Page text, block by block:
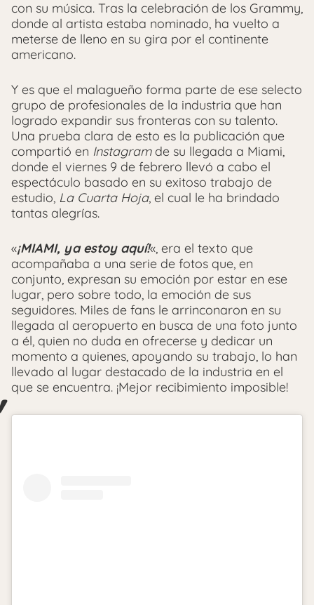
con su música. Tras la celebración de los Grammy,
donde al artista estaba nominado, ha vuelto a
meterse de lleno en su gira por el continente
americano.
Y es que el malagueño forma parte de ese selecto
grupo de profesionales de la industria que han
logrado expandir sus fronteras con su talento.
Una prueba clara de esto es la publicación que
compartió en Instagramde su llegada a Miami,
donde el viernes 9 de febrero llevó a cabo el
espectáculo basado en su exitoso trabajo de
estudio, La Cuarta Hoja, el cual le ha brindado
tantas alegrías.
«¡MIAMI, ya estoy aquí!«, era el texto que
acompañaba a una serie de fotos que, en
conjunto, expresan su emoción por estar en ese
lugar, pero sobre todo, la emoción de sus
seguidores. Miles de fans le arrinconaron en su
llegada al aeropuerto en busca de una foto junto
a él, quien no duda en ofrecerse y dedicar un
momento a quienes, apoyando su trabajo, lo han
llevado al lugar destacado de la industria en el
que se encuentra. ¡Mejor recibimiento imposible!